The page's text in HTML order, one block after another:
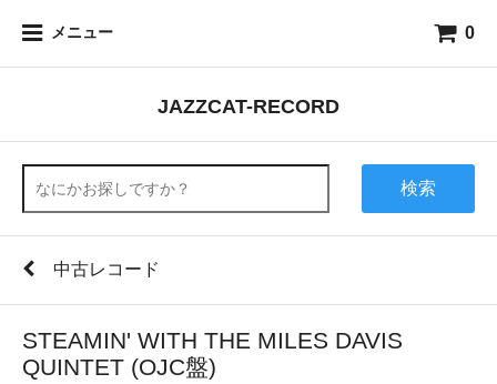
メニュー 0
JAZZCAT-RECORD
検索
中古レコード
STEAMIN' WITH THE MILES DAVIS
QUINTET (OJC盤)